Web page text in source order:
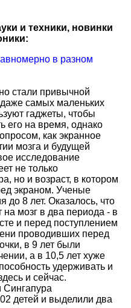
и техники, новинки
в разном
стали привычной
самых маленьких
гаджеты, чтобы
его на время, однако
как экранное
мозга и будущей
исследование
не только
но и возраст, в котором
экраном. Ученые
до 8 лет. Оказалось, что
мозг в два периода - в
и перед поступлением
проводивших перед
в 9 лет были
а в 10,5 лет хуже
удерживать и
и сейчас.
Сингапура
детей и выделили два